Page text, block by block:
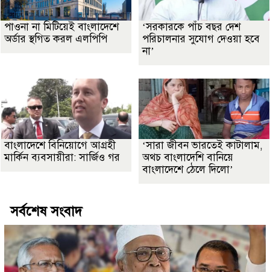
পাওনা না মিটিয়েই বাংলাদেশে
অর্ডার স্থগিত করল এলপিপি
‘সরকারকে পাঁচ বছর দেশ
পরিচালনার সুযোগ দেওয়া হবে
না’
বাংলাদেশে বিনিয়োগে আগ্রহী
মার্কিন ব্যবসায়ীরা: সার্জিও গর
‘সারা জীবন ভারতেই কাটালাম,
অথচ বাংলাদেশি বানিয়ে
বাংলাদেশে ঠেলে দিলো’
সর্বশেষ সংবাদ